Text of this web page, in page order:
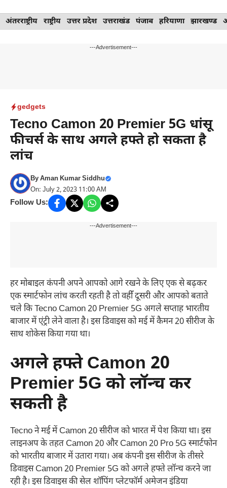
Skip
to
अंतरराष्ट्रीय राष्ट्रीय उत्तर प्रदेश उत्तराखंड पंजाब हरियाणा झारखण्ड
---Advertisement---
gedgets
Tecno Camon 20 Premier 5G धांसू
फीचर्स के साथ अगले हफ्ते हो सकता है
लांच
ByAman Kumar Siddhu
On: July 2, 2023 11:00 AM
Follow Us:
---Advertisement---
हर मोबाइल कंपनी अपने आपको आगे रखने के लिए एक से बढ़कर
एक स्मार्टफोन लांच करती रहती है तो वहीँ दूसरी और आपको बताते
चले कि Tecno Camon 20 Premier 5G अगले सप्ताह भारतीय
बाजार में एंट्री लेने वाला है। इस डिवाइस को मई में कैमन 20 सीरीज के
साथ शोकेस किया गया था।
अगले हफ्ते Camon 20
Premier 5G को लॉन्च कर
सकती है
Tecno ने मई में Camon 20 सीरीज को भारत में पेश किया था। इस
लाइनअप के तहत Camon 20 और Camon 20 Pro 5G स्मार्टफोन
को भारतीय बाजार में उतारा गया। अब कंपनी इस सीरीज के तीसरे
डिवाइस Camon 20 Premier 5G को अगले हफ्ते लॉन्च करने जा
रही है। इस डिवाइस की सेल शॉपिंग प्लेटफॉर्म अमेजन इंडिया